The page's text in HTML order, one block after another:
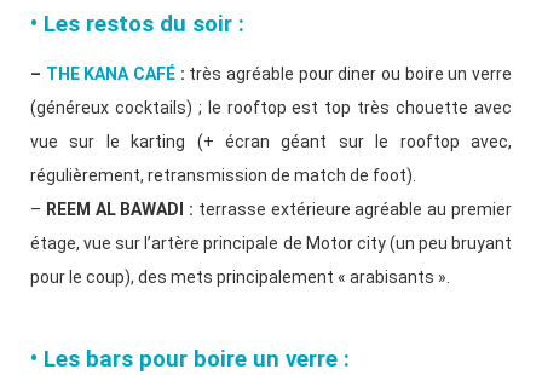
• Les restos du soir :
– THE KANA CAFÉ : très agréable pour diner ou boire un verre
(généreux cocktails) ; le rooftop est top très chouette avec
vue sur le karting (+ écran géant sur le rooftop avec,
régulièrement, retransmission de match de foot).
– REEM AL BAWADI : terrasse extérieure agréable au premier
étage, vue sur l’artère principale de Motor city (un peu bruyant
pour le coup), des mets principalement « arabisants ».
• Les bars pour boire un verre :